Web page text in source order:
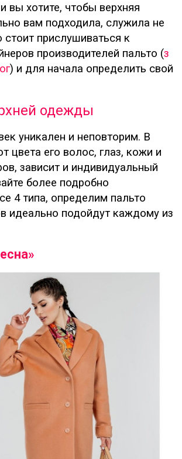
вы хотите, чтобы верхняя
вам подходила, служила не
стоит прислушиваться к
производителей пальто (з
) и для начала определить свой
одежды
уникален и неповторим. В
цвета его волос, глаз, кожи и
зависит и индивидуальный
более подробно
4 типа, определим пальто
идеально подойдут каждому из